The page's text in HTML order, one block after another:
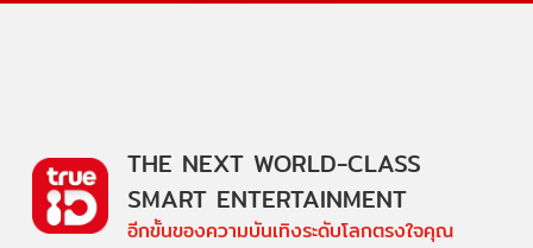
THE NEXT WORLD-CLASS
SMART ENTERTAINMENT
อีกขั้นของความบันเทิงระดับโลกตรงใจคุณ